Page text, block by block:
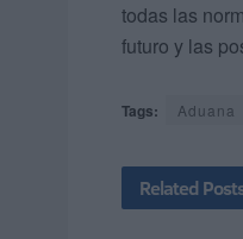
todas las
futuro y las
Tags: Aduana
Related